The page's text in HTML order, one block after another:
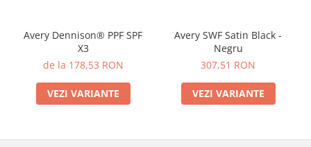
Avery Dennison® PPF SPF
X3
de la 178,53 RON
VEZI VARIANTE
Avery SWF Satin Black -
Negru
307,51 RON
VEZI VARIANTE